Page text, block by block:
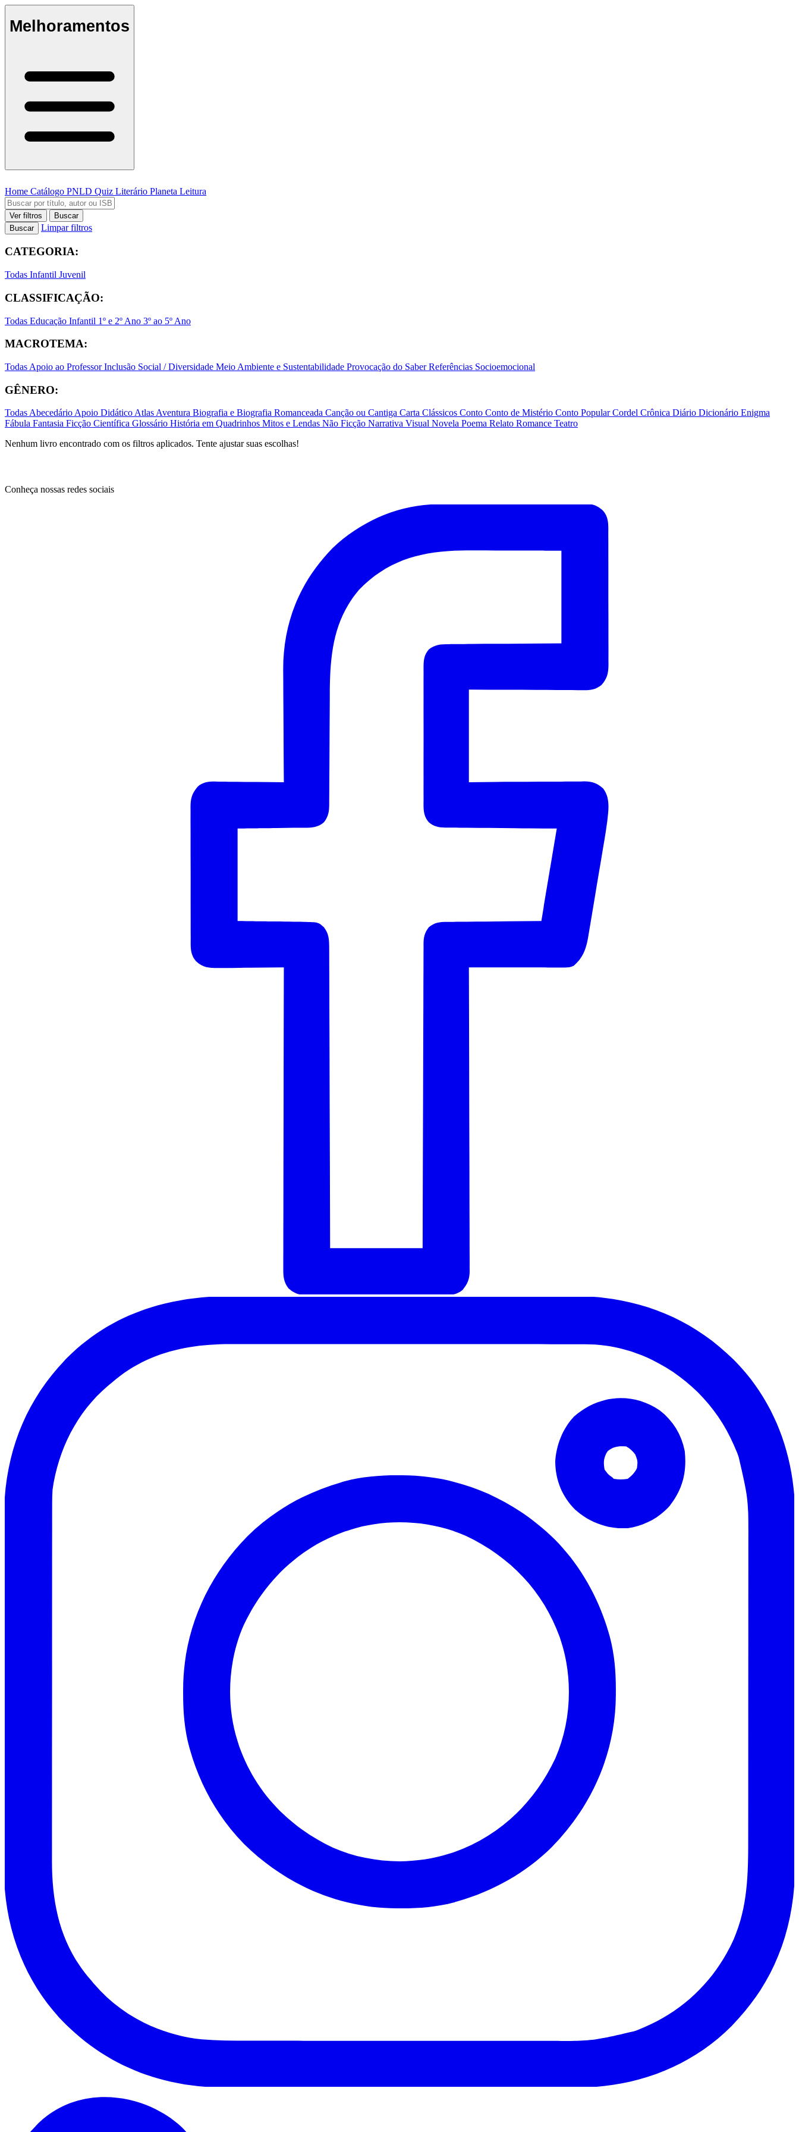
Melhoramentos
Home Catálogo PNLD Quiz Literário Planeta Leitura
Ver filtros
Buscar
Buscar
Limpar filtros
CATEGORIA:
Todas Infantil Juvenil
CLASSIFICAÇÃO:
Todas Educação Infantil 1º e 2º Ano 3º ao 5º Ano
MACROTEMA:
Todas Apoio ao ProfessorInclusão Social / Diversidade Meio Ambiente e Sustentabilidade Provocação do SaberReferências Socioemocional
GÊNERO:
TodasAbecedárioApoio DidáticoAtlasAventura Biografia e Biografia Romanceada Canção ou Cantiga Carta Clássicos Conto Conto de Mistério Conto PopularCordel Crônica Diário Dicionário Enigma
Fábula Fantasia Ficção Científica Glossário História em Quadrinhos Mitos e Lendas Não Ficção Narrativa Visual Novela Poema Relato Romance Teatro
Nenhum livro encontrado com os filtros aplicados. Tente ajustar suas escolhas!
Conheça nossas redes sociais